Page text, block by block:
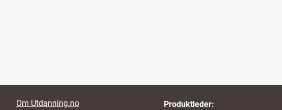
Footer links
Om Utdanning.no Produktleder: